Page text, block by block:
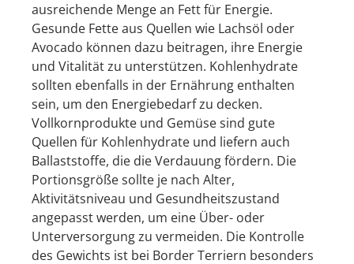
ausreichende Menge an Fett für Energie.
Gesunde Fette aus Quellen wie Lachsöl oder
Avocado können dazu beitragen, ihre Energie
und Vitalität zu unterstützen. Kohlenhydrate
sollten ebenfalls in der Ernährung enthalten
sein, um den Energiebedarf zu decken.
Vollkornprodukte und Gemüse sind gute
Quellen für Kohlenhydrate und liefern auch
Ballaststoffe, die die Verdauung fördern. Die
Portionsgröße sollte je nach Alter,
Aktivitätsniveau und Gesundheitszustand
angepasst werden, um eine Über- oder
Unterversorgung zu vermeiden. Die Kontrolle
des Gewichts ist bei Border Terriern besonders